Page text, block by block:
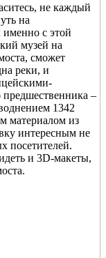
не каждый
на
именно с этой
музей на
сможет
реки, и
предшественника –
1342
материалом из
интересным не
посетителей.
и 3D-макеты,